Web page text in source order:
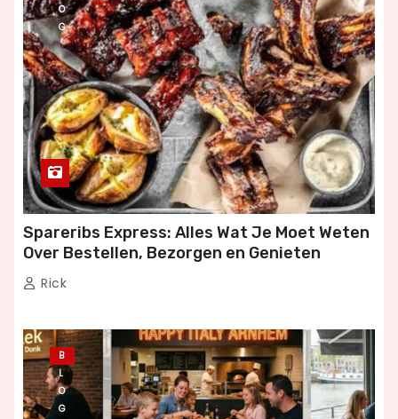
O
G
Spareribs Express: Alles Wat Je Moet Weten
Over Bestellen, Bezorgen en Genieten
Rick
B
L
O
G